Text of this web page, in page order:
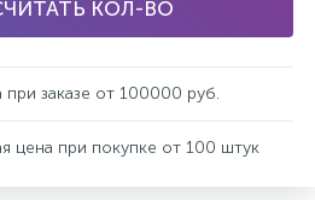
КОЛ-ВО
при заказе от 100000 руб.
цена при покупке от 100 штук